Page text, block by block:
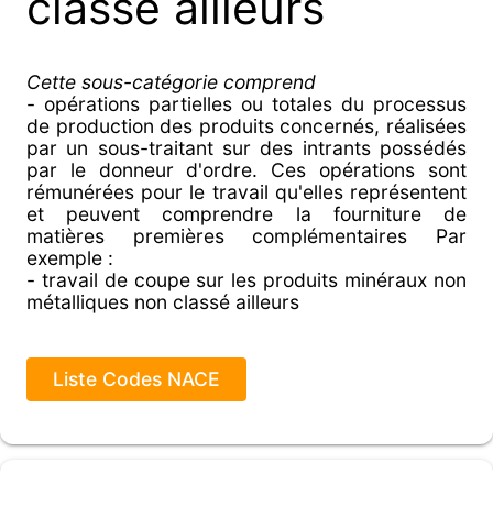
Cette sous-catégorie comprend
- opérations partielles ou totales du processus
de production des produits concernés, réalisées
par un sous-traitant sur des intrants possédés
par le donneur d'ordre. Ces opérations sont
rémunérées pour le travail qu'elles représentent
et peuvent comprendre la fourniture de
matières premières complémentaires Par
exemple :
- travail de coupe sur les produits minéraux non
métalliques non classé ailleurs
Liste Codes NACE